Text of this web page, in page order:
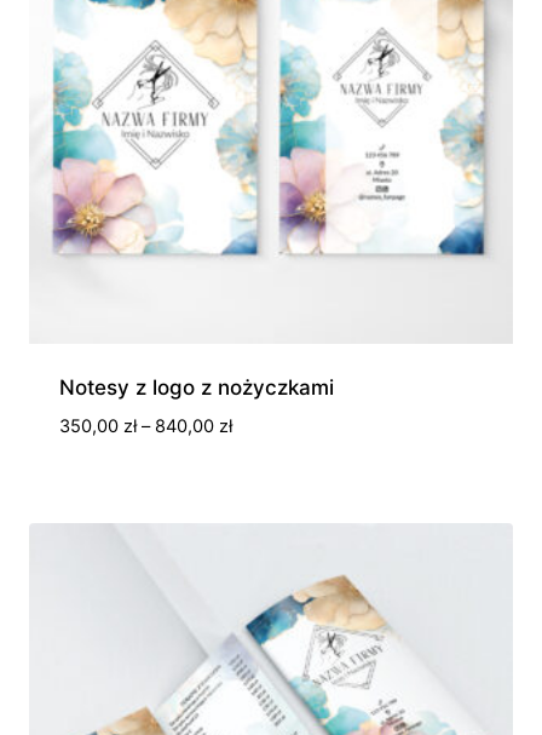
Notesy z logo z nożyczkami
350,00 zł – 840,00 złZakres